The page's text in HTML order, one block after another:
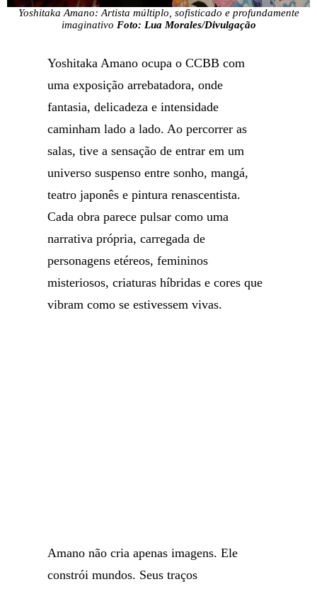
Yoshitaka Amano: Artista múltiplo, sofisticado e profundamente
imaginativo Foto: Lua Morales/Divulgação
Yoshitaka Amano ocupa o CCBB com
uma exposição arrebatadora, onde
fantasia, delicadeza e intensidade
caminham lado a lado. Ao percorrer as
salas, tive a sensação de entrar em um
universo suspenso entre sonho, mangá,
teatro japonês e pintura renascentista.
Cada obra parece pulsar como uma
narrativa própria, carregada de
personagens etéreos, femininos
misteriosos, criaturas híbridas e cores que
vibram como se estivessem vivas.
Amano não cria apenas imagens. Ele
constrói mundos. Seus traços